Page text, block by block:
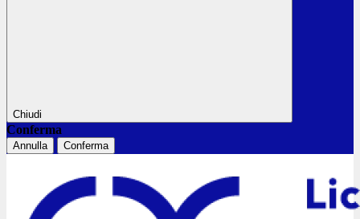
Chiudi
Conferma
Annulla Conferma